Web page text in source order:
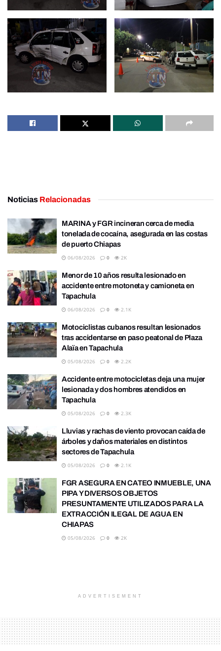
Noticias Relacionadas
MARINA y FGR incineran cerca de media
tonelada de cocaína, asegurada en las costas
de puerto Chiapas
06/08/2026 0 2K
Menor de 10 años resulta lesionado en
accidente entre motoneta y camioneta en
Tapachula
06/08/2026 0 2.1K
Motociclistas cubanos resultan lesionados
tras accidentarse en paso peatonal de Plaza
Alaïa en Tapachula
05/08/2026 0 2.2K
Accidente entre motocicletas deja una mujer
lesionada y dos hombres atendidos en
Tapachula
05/08/2026 0 2.3K
Lluvias y rachas de viento provocan caída de
árboles y daños materiales en distintos
sectores de Tapachula
05/08/2026 0 2.1K
FGR ASEGURA EN CATEO INMUEBLE, UNA
PIPA Y DIVERSOS OBJETOS
PRESUNTAMENTE UTILIZADOS PARA LA
EXTRACCIÓN ILEGAL DE AGUA EN
CHIAPAS
05/08/2026 0 2K
ADVERTISEMENT